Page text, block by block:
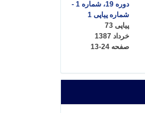
دوره 19، شماره 1 -
شماره پیاپی 1
پیاپی 73
خرداد 1387
صفحه 13-24